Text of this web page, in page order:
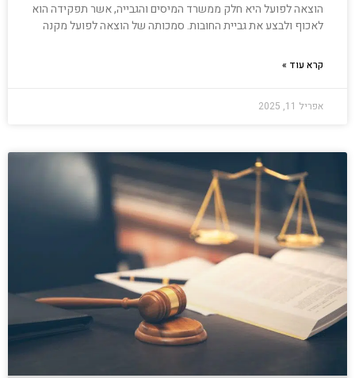
הוצאה לפועל היא חלק ממשרד המיסים והגבייה, אשר תפקידה הוא
לאכוף ולבצע את גביית החובות. סמכותה של הוצאה לפועל מקנה
קרא עוד »
אפריל 11, 2025